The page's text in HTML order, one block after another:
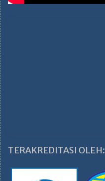
TERAKREDITASI OLEH: